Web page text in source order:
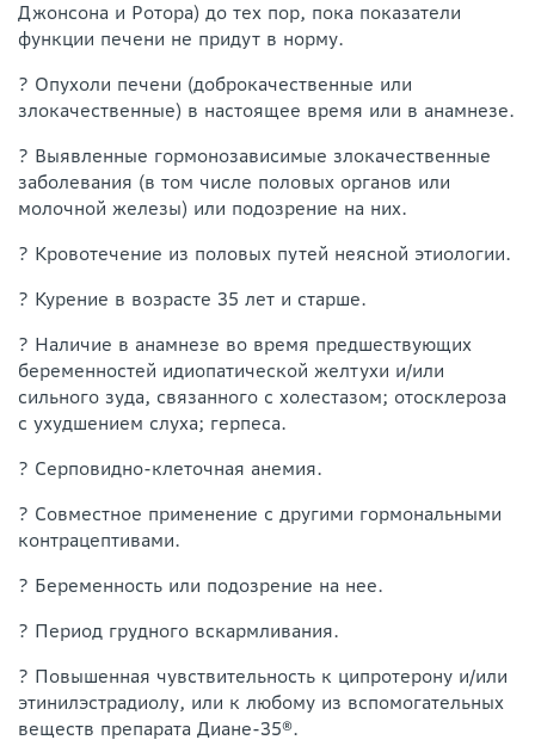
Джонсона и Ротора) до тех пор, пока показатели
функции печени не придут в норму.
? Опухоли печени (доброкачественные или
злокачественные) в настоящее время или в анамнезе.
? Выявленные гормонозависимые злокачественные
заболевания (в том числе половых органов или
молочной железы) или подозрение на них.
? Кровотечение из половых путей неясной этиологии.
? Курение в возрасте 35 лет и старше.
? Наличие в анамнезе во время предшествующих
беременностей идиопатической желтухи и/или
сильного зуда, связанного с холестазом; отосклероза
с ухудшением слуха; герпеса.
? Серповидно-клеточная анемия.
? Совместное применение с другими гормональными
контрацептивами.
? Беременность или подозрение на нее.
? Период грудного вскармливания.
? Повышенная чувствительность к ципротерону и/или
этинилэстрадиолу, или к любому из вспомогательных
веществ препарата Диане-35®.